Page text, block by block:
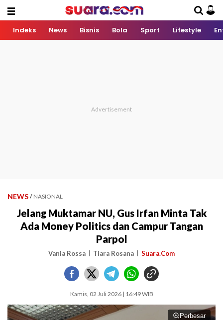
Indeks News Bisnis Bola Sport Lifestyle
NEWS / NASIONAL
Jelang Muktamar NU, Gus Irfan Minta Tak
Ada Money Politics dan Campur Tangan
Parpol
Vania Rossa Tiara Rosana Suara.Com
Kamis, 02 Juli 2026 | 16:49 WIB
Perbesar